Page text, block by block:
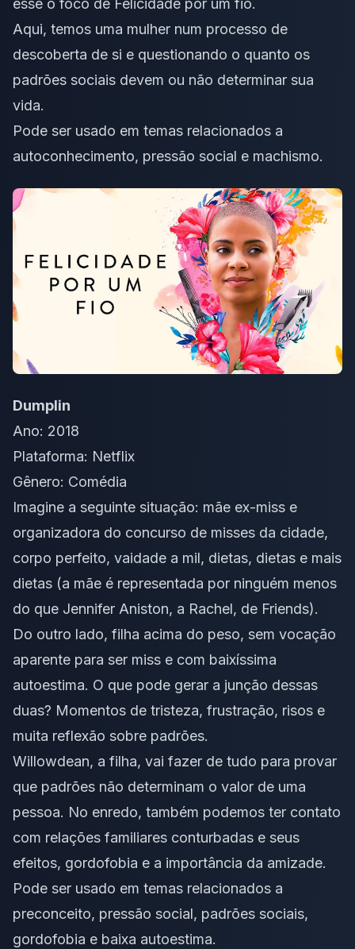
esse o foco de Felicidade por um fio.
Aqui, temos uma mulher num processo de
descoberta de si e questionando o quanto os
padrões sociais devem ou não determinar sua
vida.
Pode ser usado em temas relacionados a
autoconhecimento, pressão social e machismo.
Dumplin
Ano: 2018
Plataforma: Netflix
Gênero: Comédia
Imagine a seguinte situação: mãe ex-miss e
organizadora do concurso de misses da cidade,
corpo perfeito, vaidade a mil, dietas, dietas e mais
dietas (a mãe é representada por ninguém menos
do que Jennifer Aniston, a Rachel, de Friends).
Do outro lado, filha acima do peso, sem vocação
aparente para ser miss e com baixíssima
autoestima. O que pode gerar a junção dessas
duas? Momentos de tristeza, frustração, risos e
muita reflexão sobre padrões.
Willowdean, a filha, vai fazer de tudo para provar
que padrões não determinam o valor de uma
pessoa. No enredo, também podemos ter contato
com relações familiares conturbadas e seus
efeitos, gordofobia e a importância da amizade.
Pode ser usado em temas relacionados a
preconceito, pressão social, padrões sociais,
gordofobia e baixa autoestima.